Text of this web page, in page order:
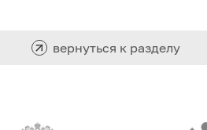
вернуться к разделу